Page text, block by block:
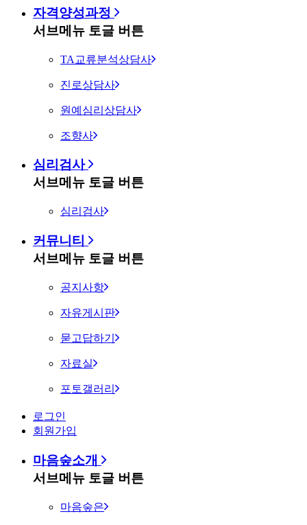
자격양성과정
서브메뉴 토글 버튼
TA교류분석상담사
진로상담사
원예심리상담사
조향사
심리검사
서브메뉴 토글 버튼
심리검사
커뮤니티
서브메뉴 토글 버튼
공지사항
자유게시판
묻고답하기
자료실
포토갤러리
로그인
회원가입
마음숲소개
서브메뉴 토글 버튼
마음숲은